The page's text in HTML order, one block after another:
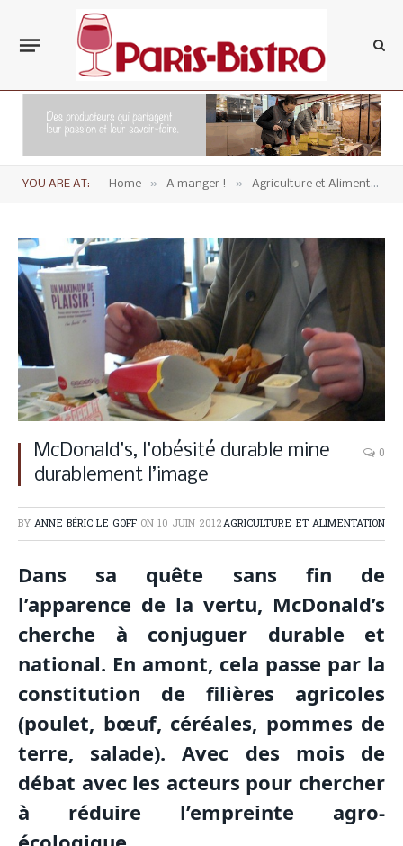
YOU ARE AT: Home » A manger ! » Agriculture et Alimentation
McDonald’s, l’obésité durable mine
durablement l’image
0
BY ANNE BÉRIC LE GOFF ON 10 JUIN 2012AGRICULTURE ET ALIMENTATION
Dans sa quête sans fin de
l’apparence de la vertu, McDonald’s
cherche à conjuguer durable et
national. En amont, cela passe par la
constitution de filières agricoles
(poulet, bœuf, céréales, pommes de
terre, salade). Avec des mois de
débat avec les acteurs pour chercher
à réduire l’empreinte agro-